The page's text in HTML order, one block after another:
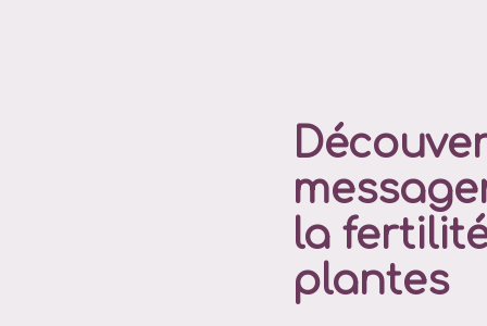
la
plantes